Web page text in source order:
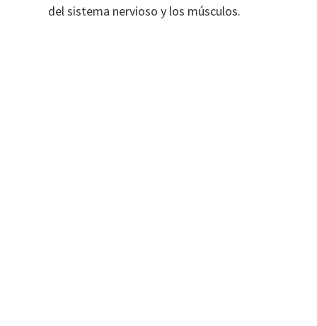
del sistema nervioso y los músculos.